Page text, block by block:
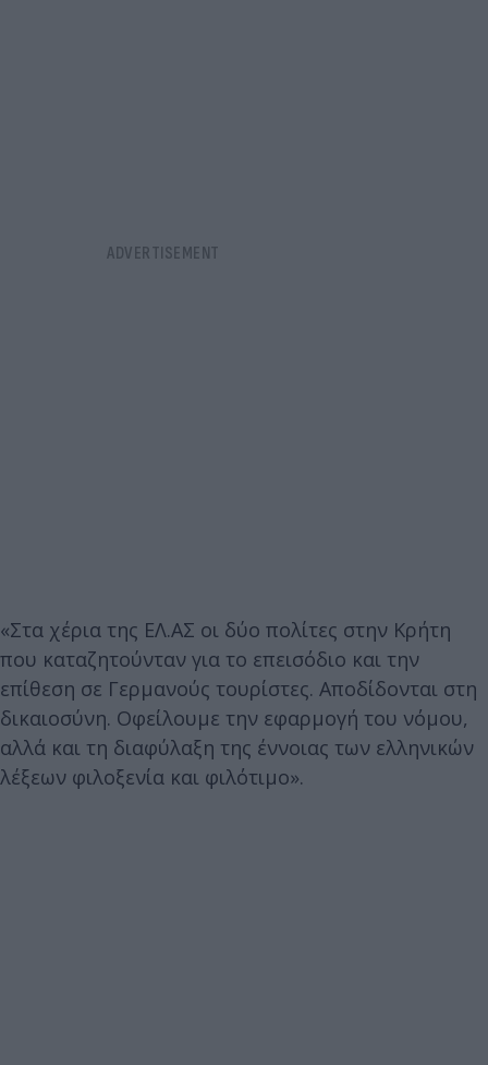
«Στα χέρια της ΕΛ.ΑΣ οι δύο πολίτες στην Κρήτη
που καταζητούνταν για το επεισόδιο και την
επίθεση σε Γερμανούς τουρίστες. Αποδίδονται στη
δικαιοσύνη. Οφείλουμε την εφαρμογή του νόμου,
αλλά και τη διαφύλαξη της έννοιας των ελληνικών
λέξεων φιλοξενία και φιλότιμο».